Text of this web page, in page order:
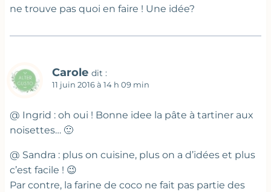
ne trouve pas quoi en faire ! Une idée?
Carole dit :
11 juin 2016 à 14 h 09 min
@ Ingrid : oh oui ! Bonne idee la pâte à tartiner aux
noisettes… 🙂
@ Sandra : plus on cuisine, plus on a d’idées et plus
c’est facile ! 😉
Par contre, la farine de coco ne fait pas partie des